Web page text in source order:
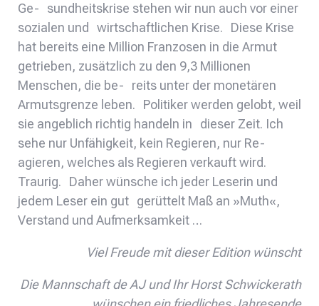
Ge- sundheitskrise stehen wir nun auch vor einer
sozialen und wirtschaftlichen Krise. Diese Krise
hat bereits eine Million Franzosen in die Armut
getrieben, zusätzlich zu den 9,3 Millionen
Menschen, die be- reits unter der monetären
Armutsgrenze leben. Politiker werden gelobt, weil
sie angeblich richtig handeln in dieser Zeit. Ich
sehe nur Unfähigkeit, kein Regieren, nur Re-
agieren, welches als Regieren verkauft wird.
Traurig. Daher wünsche ich jeder Leserin und
jedem Leser ein gut gerüttelt Maß an »Muth«,
Verstand und Aufmerksamkeit …
Viel Freude mit dieser Edition wünscht
Die Mannschaft de AJ und Ihr Horst Schwickerath